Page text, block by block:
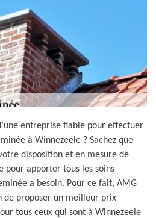
entreprise fiable pour effectuer
à Winnezeele ? Sachez que
disposition et en mesure de
pour apporter tous les soins
a besoin. Pour ce fait, AMG
de proposer un meilleur prix
tous ceux qui sont à Winnezeele